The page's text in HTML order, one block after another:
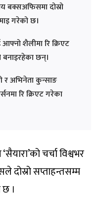
बक्सअफिसमा दोस्रो
गरेको छ।
शैलीमा रि क्रिएट
बनाइरहेका छन्।
र अभिनेता कुन्साङ
रि क्रिएट गरेका
चर्चा विश्वभर
दोस्रो सप्ताहन्तसम्म
।